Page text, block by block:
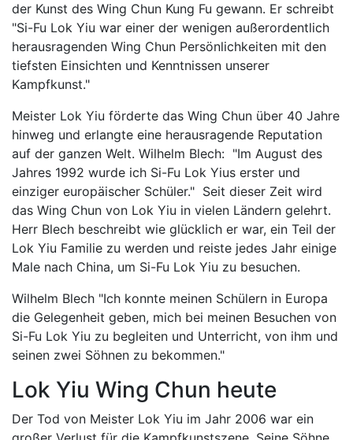
der Kunst des Wing Chun Kung Fu gewann. Er schreibt
"Si-Fu Lok Yiu war einer der wenigen außerordentlich
herausragenden Wing Chun Persönlichkeiten mit den
tiefsten Einsichten und Kenntnissen unserer
Kampfkunst."
Meister Lok Yiu förderte das Wing Chun über 40 Jahre
hinweg und erlangte eine herausragende Reputation
auf der ganzen Welt. Wilhelm Blech: "Im August des
Jahres 1992 wurde ich Si-Fu Lok Yius erster und
einziger europäischer Schüler." Seit dieser Zeit wird
das Wing Chun von Lok Yiu in vielen Ländern gelehrt.
Herr Blech beschreibt wie glücklich er war, ein Teil der
Lok Yiu Familie zu werden und reiste jedes Jahr einige
Male nach China, um Si-Fu Lok Yiu zu besuchen.
Wilhelm Blech "Ich konnte meinen Schülern in Europa
die Gelegenheit geben, mich bei meinen Besuchen von
Si-Fu Lok Yiu zu begleiten und Unterricht, von ihm und
seinen zwei Söhnen zu bekommen."
Lok Yiu Wing Chun heute
Der Tod von Meister Lok Yiu im Jahr 2006 war ein